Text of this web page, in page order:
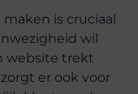
is cruciaal
wil
website trekt
er ook voor